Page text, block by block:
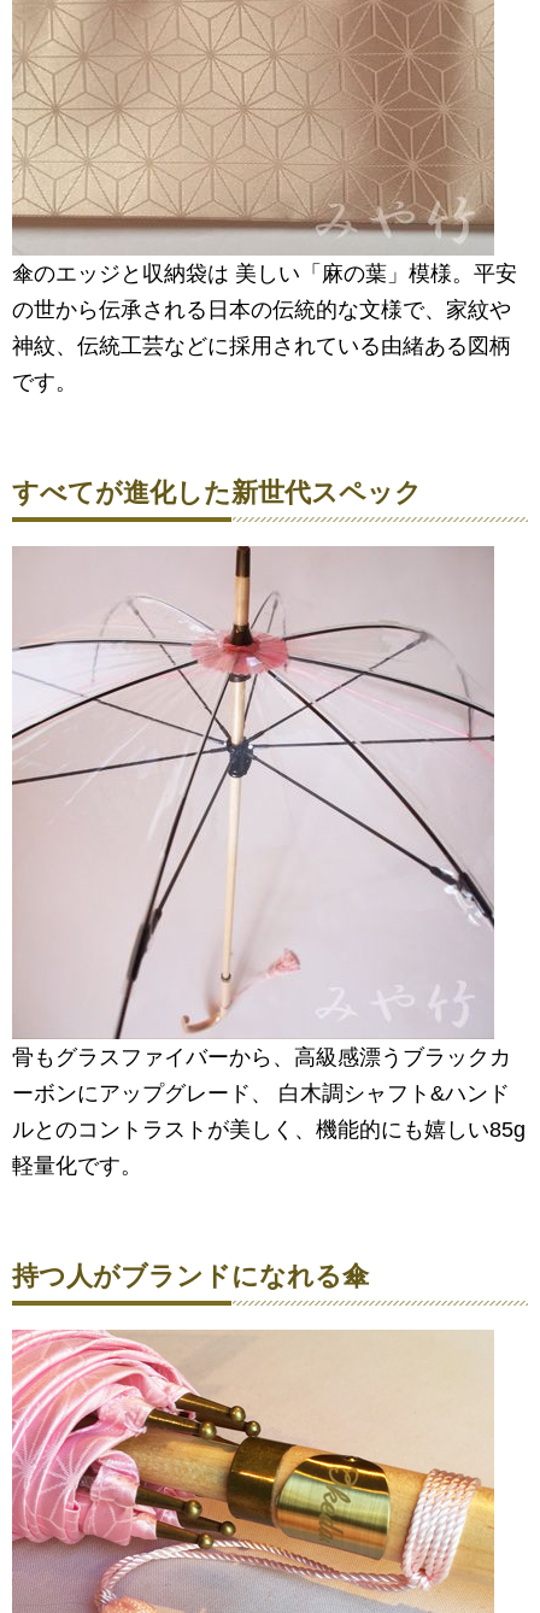
傘のエッジと収納袋は 美しい「麻の葉」模様。平安
の世から伝承される日本の伝統的な文様で、家紋や
神紋、伝統工芸などに採用されている由緒ある図柄
です。
すべてが進化した新世代スペック
骨もグラスファイバーから、高級感漂うブラックカ
ーボンにアップグレード、 白木調シャフト&ハンド
ルとのコントラストが美しく、機能的にも嬉しい85g
軽量化です。
持つ人がブランドになれる傘